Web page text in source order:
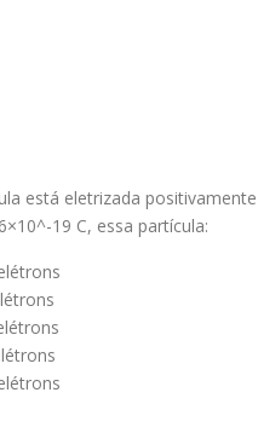
está eletrizada
19 C, essa partícula: